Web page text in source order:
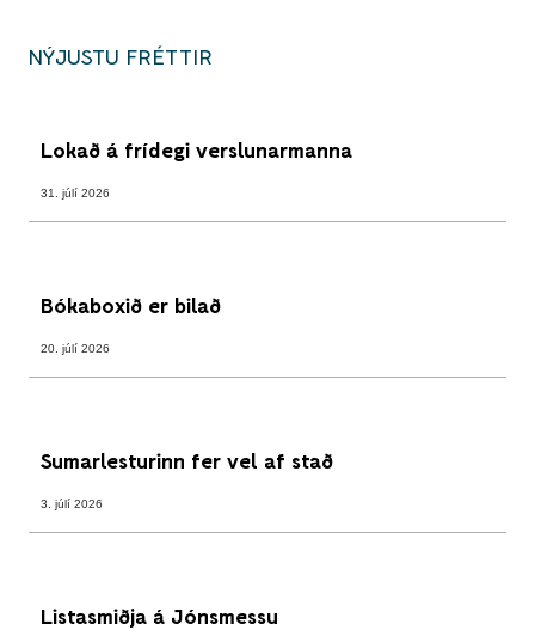
NÝJUSTU FRÉTTIR
Lokað á frídegi verslunarmanna
31. júlí 2026
Bókaboxið er bilað
20. júlí 2026
Sumarlesturinn fer vel af stað
3. júlí 2026
Listasmiðja á Jónsmessu